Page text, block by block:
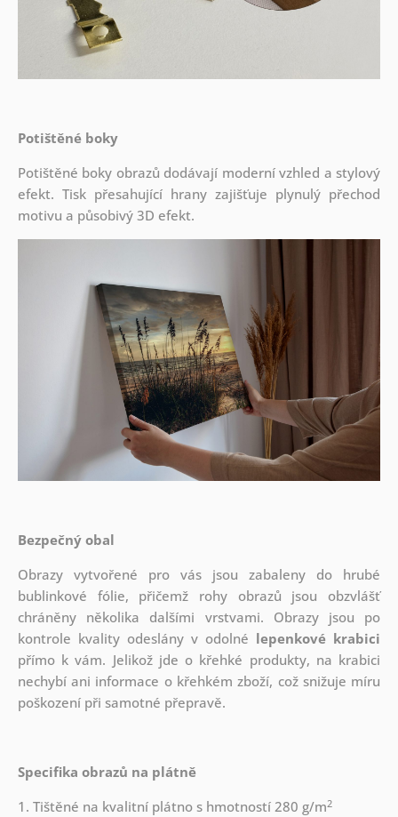
Potištěné boky
Potištěné boky obrazů dodávají moderní vzhled a stylový
efekt. Tisk přesahující hrany zajišťuje plynulý přechod
motivu a působivý 3D efekt.
Bezpečný obal
Obrazy vytvořené pro vás jsou zabaleny do hrubé
bublinkové fólie, přičemž rohy obrazů jsou obzvlášť
chráněny několika dalšími vrstvami. Obrazy jsou po
kontrole kvality odeslány v odolné lepenkové krabici
přímo k vám. Jelikož jde o křehké produkty, na krabici
nechybí ani informace o křehkém zboží, což snižuje míru
poškození při samotné přepravě.
Specifika obrazů na plátně
1. Tištěné na kvalitní plátno s hmotností 280 g/m2